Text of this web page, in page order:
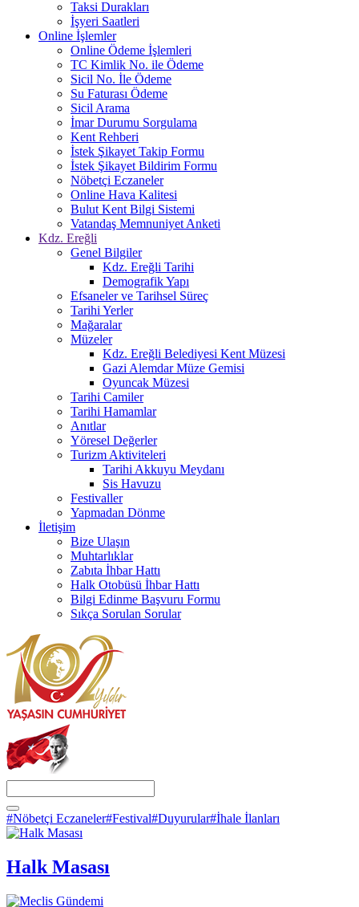
Taksi Durakları
İşyeri Saatleri
Online İşlemler
Online Ödeme İşlemleri
TC Kimlik No. ile Ödeme
Sicil No. İle Ödeme
Su Faturası Ödeme
Sicil Arama
İmar Durumu Sorgulama
Kent Rehberi
İstek Şikayet Takip Formu
İstek Şikayet Bildirim Formu
Nöbetçi Eczaneler
Online Hava Kalitesi
Bulut Kent Bilgi Sistemi
Vatandaş Memnuniyet Anketi
Kdz. Ereğli
Genel Bilgiler
Kdz. Ereğli Tarihi
Demografik Yapı
Efsaneler ve Tarihsel Süreç
Tarihi Yerler
Mağaralar
Müzeler
Kdz. Ereğli Belediyesi Kent Müzesi
Gazi Alemdar Müze Gemisi
Oyuncak Müzesi
Tarihi Camiler
Tarihi Hamamlar
Anıtlar
Yöresel Değerler
Turizm Aktiviteleri
Tarihi Akkuyu Meydanı
Sis Havuzu
Festivaller
Yapmadan Dönme
İletişim
Bize Ulaşın
Muhtarlıklar
Zabıta İhbar Hattı
Halk Otobüsü İhbar Hattı
Bilgi Edinme Başvuru Formu
Sıkça Sorulan Sorular
#Nöbetçi Eczaneler#Festival#Duyurular#İhale İlanları
Halk Masası